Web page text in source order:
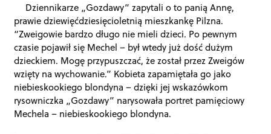
Dziennikarze „Gozdawy” zapytali o to panią Annę,
prawie dziewięćdziesięcioletnią mieszkankę Pilzna.
“Zweigowie bardzo długo nie mieli dzieci. Po pewnym
czasie pojawił się Mechel – był wtedy już dość dużym
dzieckiem. Mogę przypuszczać, że został przez Zweigów
wzięty na wychowanie.” Kobieta zapamiętała go jako
niebieskookiego blondyna – dzięki jej wskazówkom
rysowniczka „Gozdawy” narysowała portret pamięciowy
Mechela – niebieskookiego blondyna.